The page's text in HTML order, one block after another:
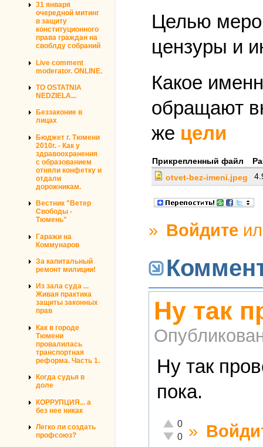
31 января
очередной митинг
в защиту
конституционного
права граждан на
своблду собраний
Live comment
moderator. ONLINE.
TO OSTATNIA
NEDZIELA...
Беззаконие в
лицах
Бюджет г. Тюмени
2010г. - Как у
здравоохранения
с образованием
отняли конфетку и
отдали
дорожникам.
Вестник "Ветер
Свободы -
Тюмень"
Гаражи на
Коммунаров
За капитальный
ремонт милиции!
Из зала суда ...
Живая практика
защиты законных
прав
Как в городе
Тюмени
провалилась
транспортная
реформа. Часть 1.
Когда судья в
доле
КОРРУПЦИЯ... а
без нее никак
Легко ли создать
профсоюз?
Целью
цензуры и
Какое
обращают
же цели
Прикрепленный файл
otvet-bez-imeni.jpeg
» Войдите
Ну так
Ну так
пока.
Отлично!
0
Неадекватно!
0 »